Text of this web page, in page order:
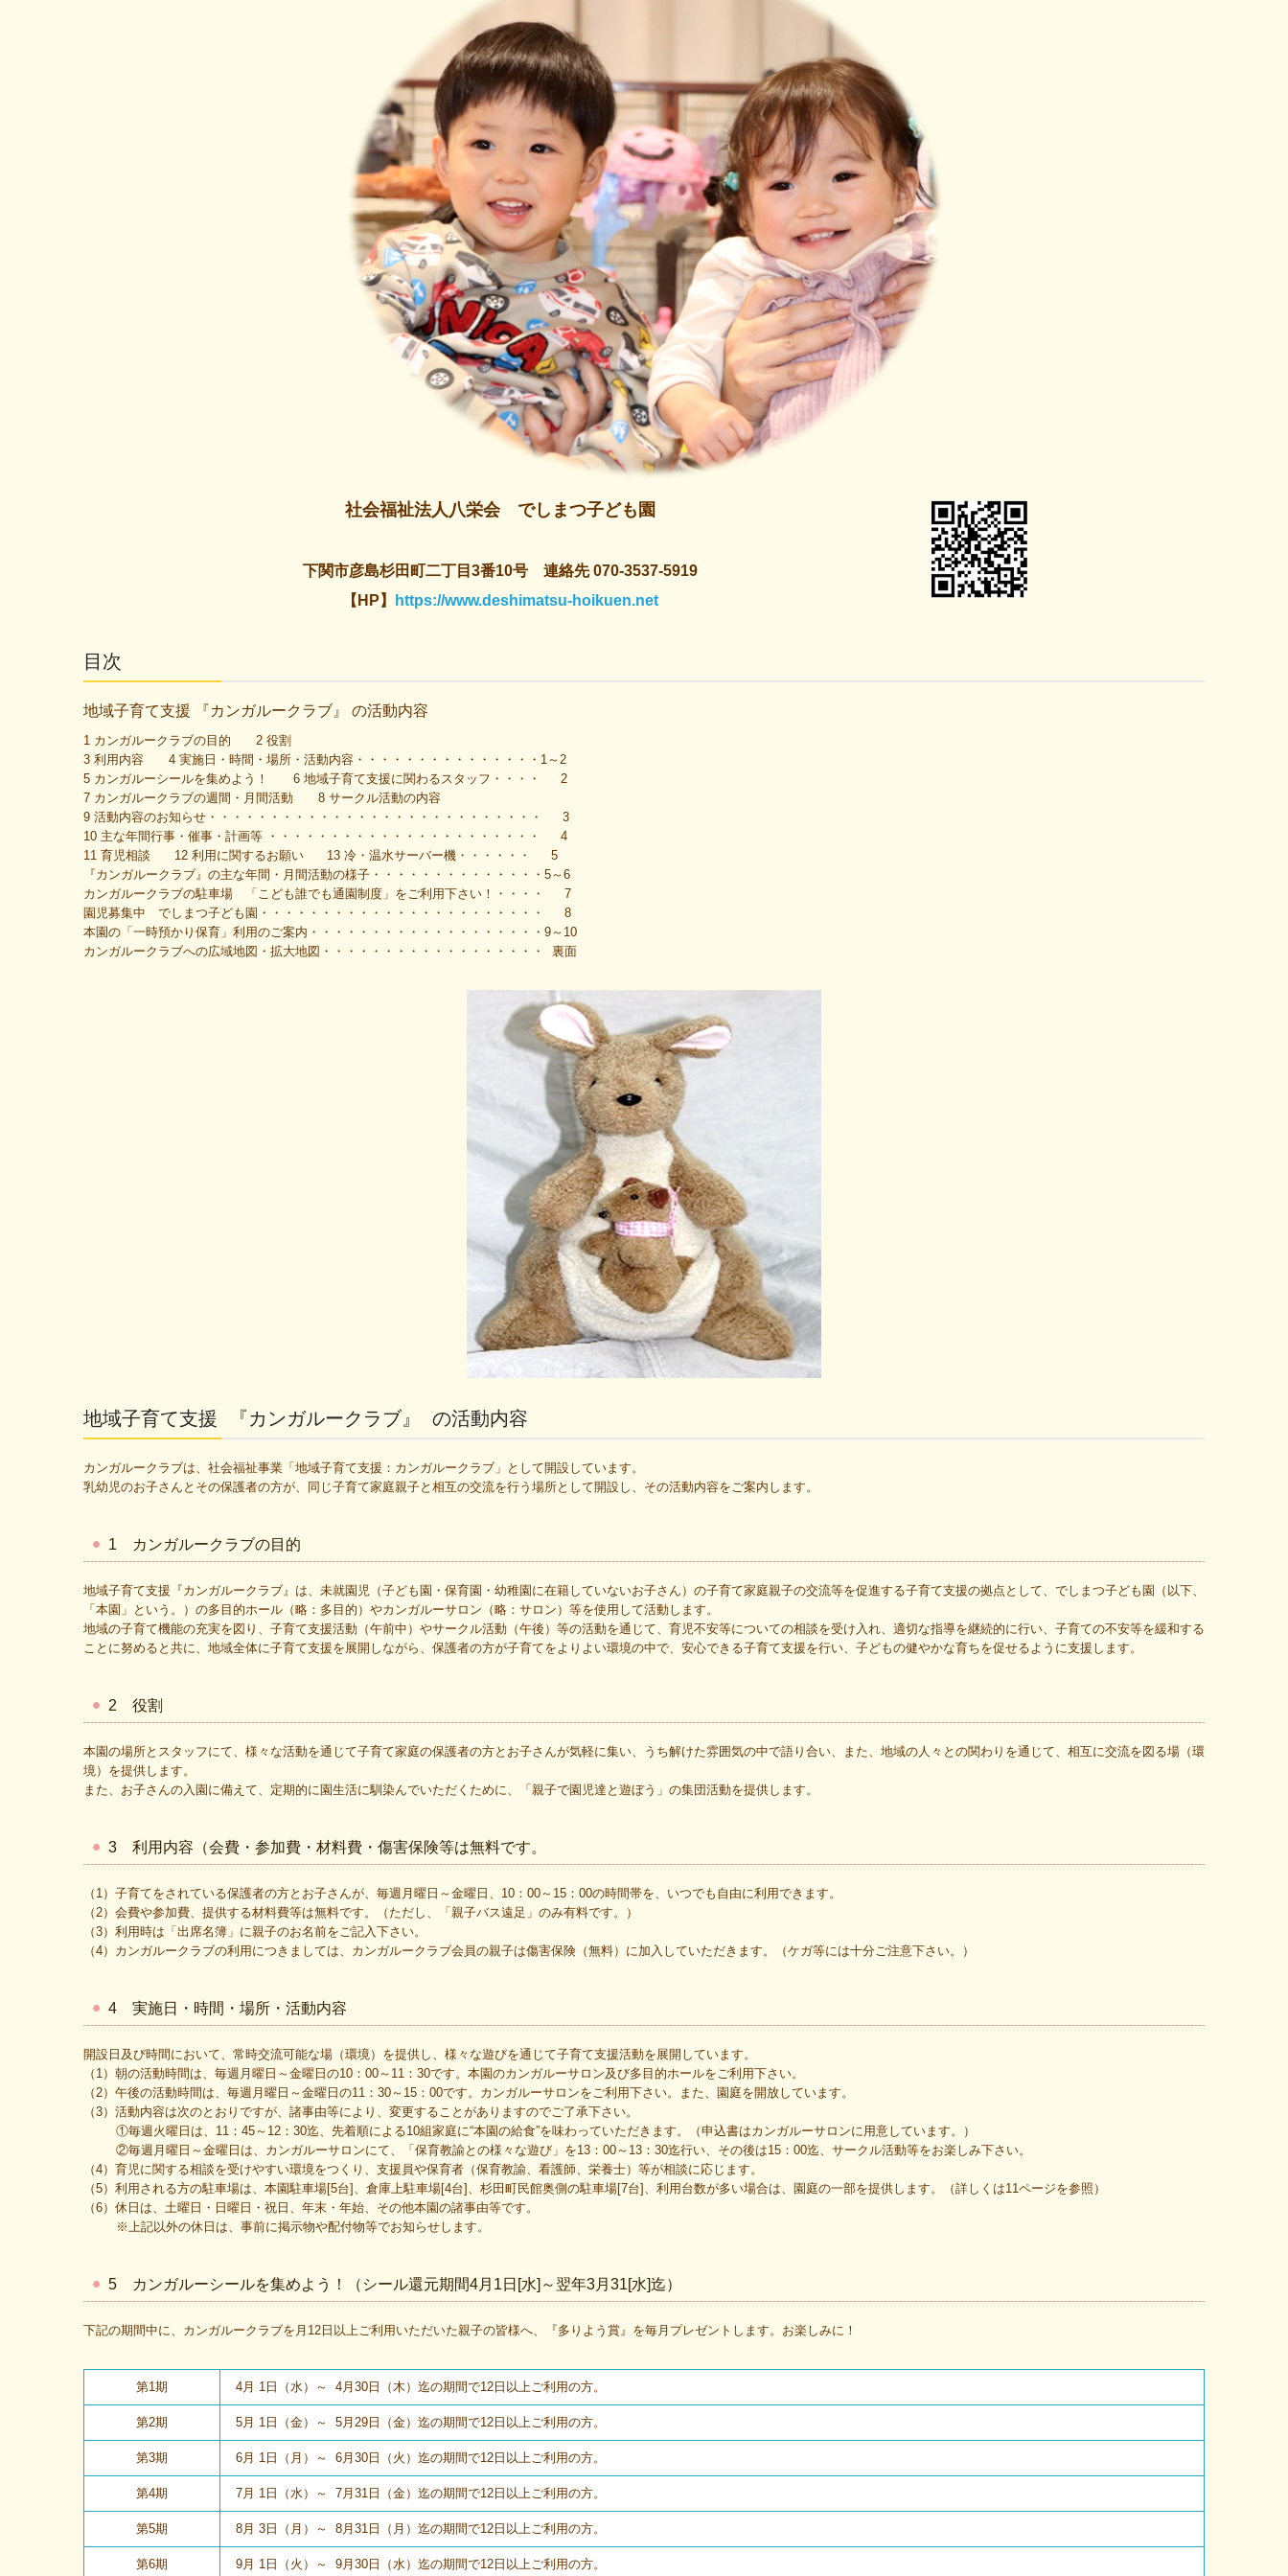
社会福祉法人八栄会 でしまつ子ども園
下関市彦島杉田町二丁目3番10号 連絡先070-3537-5919
【HP】
https://www.deshimatsu-hoikuen.net
目次
地域子育て支援 『カンガルークラブ』 の活動内容
1 カンガルークラブの目的 2 役割
3 利用内容 4 実施日・時間・場所・活動内容・・・・・・・・・・・・・・・1～2
5 カンガルーシールを集めよう！ 6 地域子育て支援に関わるスタッフ・・・・ 2
7 カンガルークラブの週間・月間活動 8 サークル活動の内容
9 活動内容のお知らせ・・・・・・・・・・・・・・・・・・・・・・・・・・・
3
10 主な年間行事・催事・計画等 ・・・・・・・・・・・・・・・・・・・・・・
4
11 育児相談 12 利用に関するお願い 13 冷・温水サーバー機・・・・・・
5
『カンガルークラブ』の主な年間・月間活動の様子・・・・・・・・・・・・・・5～6
カンガルークラブの駐車場 「こども誰でも通園制度」をご利用下さい！・・・・
7
園児募集中 でしまつ子ども園・・・・・・・・・・・・・・・・・・・・・・・
8
本園の「一時預かり保育」利用のご案内・・・・・・・・・・・・・・・・・・・9～10
カンガルークラブへの広域地図・拡大地図・・・・・・・・・・・・・・・・・・ 裏面
地域子育て支援 『カンガルークラブ』 の活動内容
カンガルークラブは、社会福祉事業「地域子育て支援：カンガルークラブ」として開設しています。
乳幼児のお子さんとその保護者の方が、同じ子育て家庭親子と相互の交流を行う場所として開設し、その活動内容をご案内します。
1 カンガルークラブの目的
地域子育て支援『カンガルークラブ』は、未就園児（子ども園・保育園・幼稚園に在籍していないお子さん）の子育て家庭親子の交流等を促進する子育て支援の拠点として、でしまつ子ども園（以下、
「本園」という。）の多目的ホール（略：多目的）やカンガルーサロン（略：サロン）等を使用して活動します。
地域の子育て機能の充実を図り、子育て支援活動（午前中）やサークル活動（午後）等の活動を通じて、育児不安等についての相談を受け入れ、適切な指導を継続的に行い、子育ての不安等を緩和する
ことに努めると共に、地域全体に子育て支援を展開しながら、保護者の方が子育てをよりよい環境の中で、安心できる子育て支援を行い、子どもの健やかな育ちを促せるように支援します。
2 役割
本園の場所とスタッフにて、様々な活動を通じて子育て家庭の保護者の方とお子さんが気軽に集い、うち解けた雰囲気の中で語り合い、また、地域の人々との関わりを通じて、相互に交流を図る場（環
境）を提供します。
また、お子さんの入園に備えて、定期的に園生活に馴染んでいただくために、「親子で園児達と遊ぼう」の集団活動を提供します。
3 利用内容（会費・参加費・材料費・傷害保険等は無料です。
（1）子育てをされている保護者の方とお子さんが、毎週月曜日～金曜日、10：00～15：00の時間帯を、いつでも自由に利用できます。
（2）会費や参加費、提供する材料費等は無料です。（ただし、「親子バス遠足」のみ有料です。）
（3）利用時は「出席名簿」に親子のお名前をご記入下さい。
（4）カンガルークラブの利用につきましては、カンガルークラブ会員の親子は傷害保険（無料）に加入していただきます。（ケガ等には十分ご注意下さい。）
4 実施日・時間・場所・活動内容
開設日及び時間において、常時交流可能な場（環境）を提供し、様々な遊びを通じて子育て支援活動を展開しています。
（1）朝の活動時間は、毎週月曜日～金曜日の10：00～11：30です。本園のカンガルーサロン及び多目的ホールをご利用下さい。
（2）午後の活動時間は、毎週月曜日～金曜日の11：30～15：00です。カンガルーサロンをご利用下さい。また、園庭を開放しています。
（3）活動内容は次のとおりですが、諸事由等により、変更することがありますのでご了承下さい。
①毎週火曜日は、11：45～12：30迄、先着順による10組家庭に“本園の給食”を味わっていただきます。（申込書はカンガルーサロンに用意しています。）
②毎週月曜日～金曜日は、カンガルーサロンにて、「保育教諭との様々な遊び」を13：00～13：30迄行い、その後は15：00迄、サークル活動等をお楽しみ下さい。
（4）育児に関する相談を受けやすい環境をつくり、支援員や保育者（保育教諭、看護師、栄養士）等が相談に応じます。
（5）利用される方の駐車場は、本園駐車場[5台]、倉庫上駐車場[4台]、杉田町民館奥側の駐車場[7台]、利用台数が多い場合は、園庭の一部を提供します。（詳しくは11ページを参照）
（6）休日は、土曜日・日曜日・祝日、年末・年始、その他本園の諸事由等です。
※上記以外の休日は、事前に掲示物や配付物等でお知らせします。
5 カンガルーシールを集めよう！（シール還元期間4月1日[水]～翌年3月31[水]迄）
下記の期間中に、カンガルークラブを月12日以上ご利用いただいた親子の皆様へ、『多りよう賞』を毎月プレゼントします。お楽しみに！
第1期 4月 1日（水）～ 4月30日（木）迄の期間で12日以上ご利用の方。
第2期 5月 1日（金）～ 5月29日（金）迄の期間で12日以上ご利用の方。
第3期 6月 1日（月）～ 6月30日（火）迄の期間で12日以上ご利用の方。
第4期 7月 1日（水）～ 7月31日（金）迄の期間で12日以上ご利用の方。
第5期 8月 3日（月）～ 8月31日（月）迄の期間で12日以上ご利用の方。
第6期 9月 1日（火）～ 9月30日（水）迄の期間で12日以上ご利用の方。